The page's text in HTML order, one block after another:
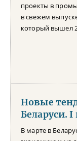
проекты в
в свежем
который вышел
Новые
Беларуси. I
В марте в